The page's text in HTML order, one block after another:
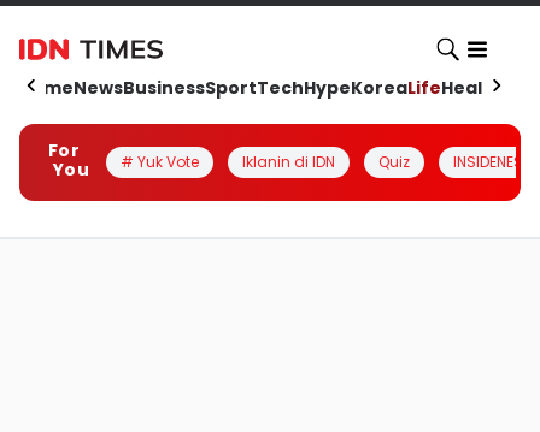
HomeNewsBusinessSportTechHypeKoreaLifeHealth
For
You
# Yuk Vote Iklanin di IDN Quiz INSIDENESIA